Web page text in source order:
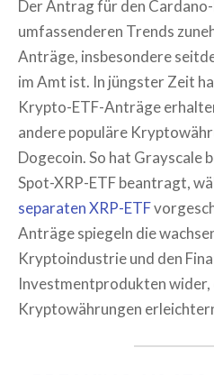
Der Antrag für den
umfassenderen Trends
Anträge, insbesondere
im Amt ist. In jüngster Zeit
Krypto-ETF-Anträge
andere populäre
Dogecoin. So hat Grayscale
Spot-XRP-ETF beantragt,
separaten XRP-ETF
Anträge spiegeln die
Kryptoindustrie und den
Investmentprodukten wider,
Kryptowährungen